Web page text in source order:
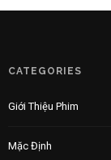
CATEGORIES
Giới Thiệu Phim
Mặc Định